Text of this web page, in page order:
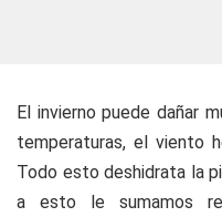
El invierno puede dañar
temperaturas, el viento
Todo esto deshidrata la
a esto le sumamos